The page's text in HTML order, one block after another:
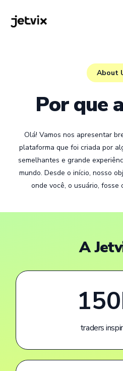
About
Porque a
Olá! Vamos nos apresentar
plataforma que foi criada por
semelhantes e grande
mundo. Desde o início, nosso
onde você, o usuário, fosse
A Jetv
traders